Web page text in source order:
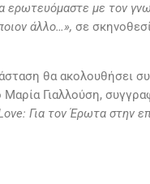
ερωτευόμαστε με τον
άλλο…», σε
θα ακολουθήσει
Μαρία Γιαλλούση,
: Για τον Έρωτα στην